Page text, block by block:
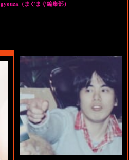
gyouza（まぐまぐ編集部）